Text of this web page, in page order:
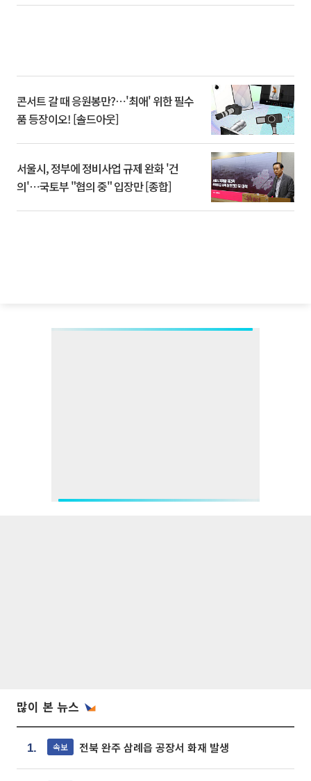
콘서트 갈 때 응원봉만?⋯'최애' 위한 필수
품 등장이오! [솔드아웃]
서울시, 정부에 정비사업 규제 완화 '건
의'⋯국토부 "협의 중" 입장만 [종합]
많이 본 뉴스
1. 속보 전북 완주 삼례읍 공장서 화재 발생